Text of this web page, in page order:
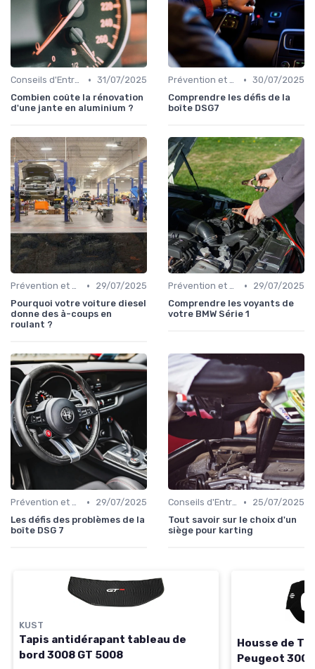
Conseils d'Entretien Auto • 31/07/2025
Combien coûte la rénovation
d'une jante en aluminium ?
Prévention et Diagnostic des Pannes • 30/07/2025
Comprendre les défis de la
boîte DSG7
Prévention et Diagnostic des Pannes •
29/07/2025
Pourquoi votre voiture diesel
donne des à-coups en
roulant ?
Prévention et Diagnostic des Pannes •
29/07/2025
Comprendre les voyants de
votre BMW Série 1
Prévention et Diagnostic des Pannes •
29/07/2025
Les défis des problèmes de la
boîte DSG 7
Conseils d'Entretien Auto •
25/07/2025
Tout savoir sur le choix d'un
siège pour karting
KUST
Tapis antidérapant tableau de
bord 3008 GT 5008
Housse de
Peugeot